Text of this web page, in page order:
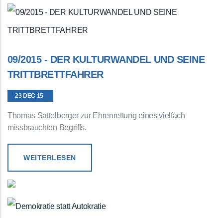
09/2015 - DER KULTURWANDEL UND SEINE
TRITTBRETTFAHRER
23 DEC 15
Thomas Sattelberger zur Ehrenrettung eines vielfach
missbrauchten Begriffs.
WEITERLESEN